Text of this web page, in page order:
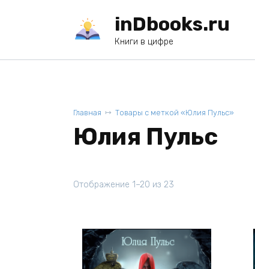
inDbooks.ru
Книги в цифре
Главная Товары с меткой «Юлия Пульс»
Юлия Пульс
Отображение 1–20 из 23